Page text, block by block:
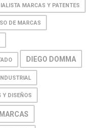
MARCAS Y PATENTES
DE MARCAS
DIEGO DOMMA
Y DISEÑOS